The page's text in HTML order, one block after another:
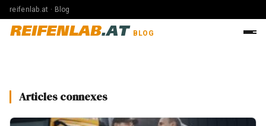
reifenlab.at · Blog
REIFENLAB.AT BLOG
Articles connexes